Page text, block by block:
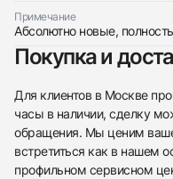
Примечание
Абсолютно новые,
Покупка и
Для клиентов в Москве
часы в наличии, сделку
обращения. Мы ценим
встретиться как в нашем
профильном сервисном